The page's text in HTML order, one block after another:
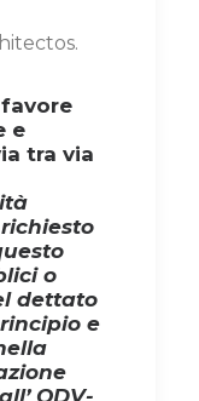
favore
e
tra via
o
dettato
e
ODV-